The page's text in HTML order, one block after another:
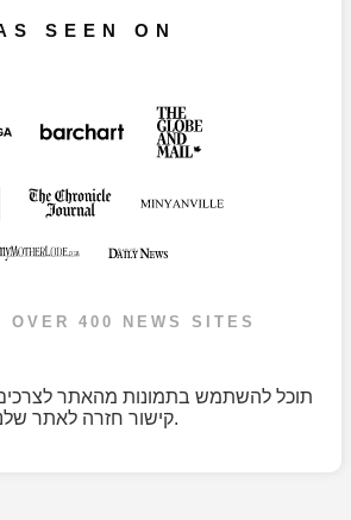
SEEN ON
OVER 400 NEWS SITES
תוכל להשתמש בתמונות מהאתר
קישור חזרה לאתר שלנו.